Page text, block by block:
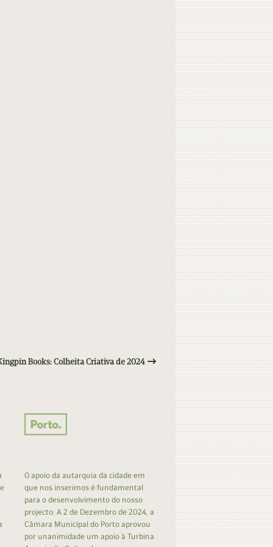
Books: Colheita Criativa de 2024
O apoio da autarquia da cidade em
que nos inserimos é fundamental
para o desenvolvimento do nosso
projecto: A 2 de Dezembro de 2024, a
Câmara Municipal do Porto aprovou
por unanimidade um apoio à Turbina